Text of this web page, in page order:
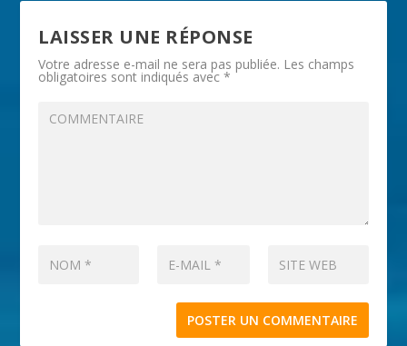
LAISSER UNE RÉPONSE
Votre adresse e-mail ne sera pas publiée. Les champs
obligatoires sont indiqués avec*